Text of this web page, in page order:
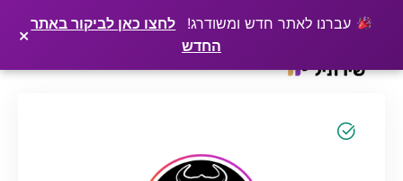
עברנו לאתר חדש ומשודרג!
לחצו כאן לביקור באתר
החדש
×
רוצים שלקוחות ימצאו אתכם בגוגל? שירתיל מפרסמת כתבה מקצועית עליכם פרסמו כתבה ←
to